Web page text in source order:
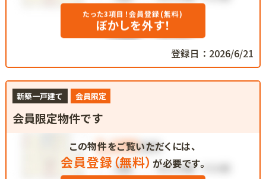
たった3項目！会員登録(無料)
ぼかしを外す！
登録日：2026/6/21
新築一戸建て 会員限定
会員限定物件です
この物件をご覧いただくには、
会員登録（無料） が必要です。